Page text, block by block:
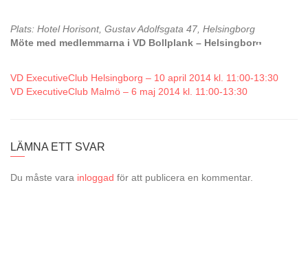
Plats: Hotel Horisont, Gustav Adolfsgata 47, Helsingborg
Möte med medlemmarna i VD Bollplank – Helsingborg
VD ExecutiveClub Helsingborg – 10 april 2014 kl. 11:00-13:30
VD ExecutiveClub Malmö – 6 maj 2014 kl. 11:00-13:30
LÄMNA ETT SVAR
Du måste vara inloggad för att publicera en kommentar.